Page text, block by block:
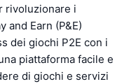
rivoluzionare i
and Earn (P&E)
dei giochi P2E con i
piattaforma facile e
di giochi e servizi